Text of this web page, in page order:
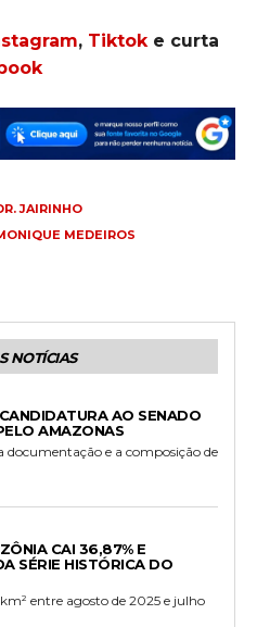
, Tiktoke curta
JAIRINHO
MEDEIROS
NOTÍCIAS
AO SENADO
AMAZONAS
e a composição de
CAI 36,87% E
SÉRIE HISTÓRICA DO
entre agosto de 2025 e julho